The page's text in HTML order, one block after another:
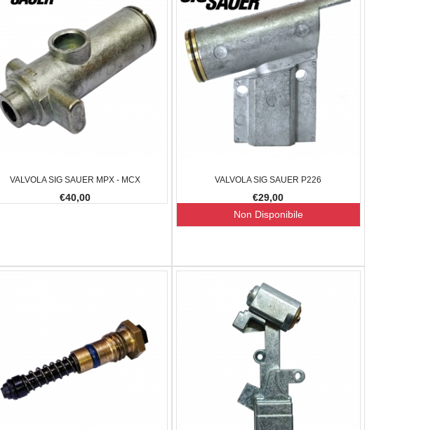
-11.11%
€180,00 €160,00
SR206
€25,00 €16,00
VALVOLA SIG SAUER MPX - MCX
€40,00
VALVOLA SIG SAUER P226
€29,00
Non Disponibile